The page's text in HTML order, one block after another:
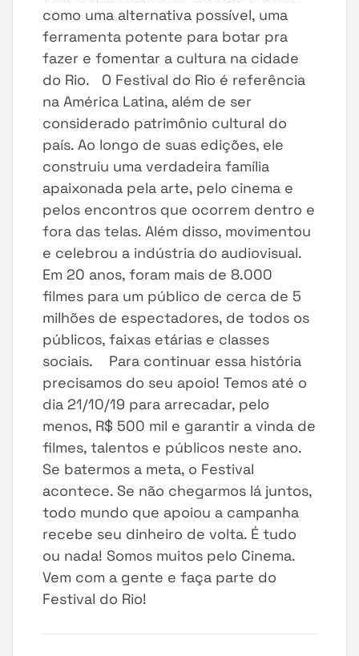
como uma alternativa possível, uma
ferramenta potente para botar pra
fazer e fomentar a cultura na cidade
do Rio. O Festival do Rio é referência
na América Latina, além de ser
considerado patrimônio cultural do
país. Ao longo de suas edições, ele
construiu uma verdadeira família
apaixonada pela arte, pelo cinema e
pelos encontros que ocorrem dentro e
fora das telas. Além disso, movimentou
e celebrou a indústria do audiovisual.
Em 20 anos, foram mais de 8.000
filmes para um público de cerca de 5
milhões de espectadores, de todos os
públicos, faixas etárias e classes
sociais. Para continuar essa história
precisamos do seu apoio! Temos até o
dia 21/10/19 para arrecadar, pelo
menos, R$ 500 mil e garantir a vinda de
filmes, talentos e públicos neste ano.
Se batermos a meta, o Festival
acontece. Se não chegarmos lá juntos,
todo mundo que apoiou a campanha
recebe seu dinheiro de volta. É tudo
ou nada! Somos muitos pelo Cinema.
Vem com a gente e faça parte do
Festival do Rio!